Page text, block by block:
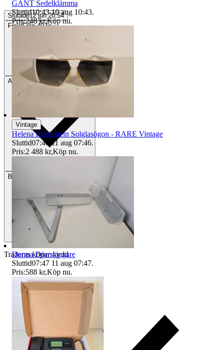
Slutade12 jun 20:54
FraktFrån 49 kr
Avhämtningvällingby, Sverige
Betalning
Traderas köparskydd
GANT Sedelklämma
Sluttid10:43 10 aug 10:43.
Pris:248 kr,Köp nu.
Vintage
Helena Rubinstein Solglasögon - RARE Vintage
Sluttid07:46 11 aug 07:46.
Pris:2 488 kr,Köp nu.
Dorma Dörrstängare
Sluttid07:47 11 aug 07:47.
Pris:588 kr,Köp nu.